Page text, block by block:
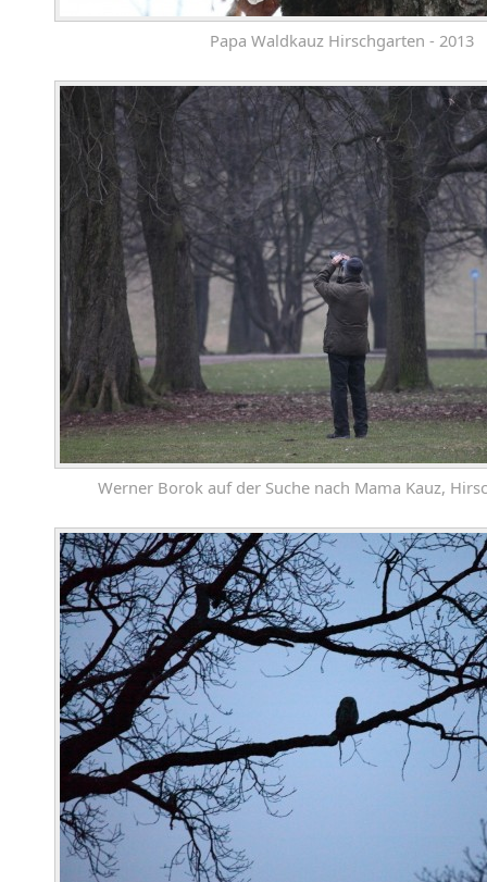
Papa Waldkauz Hirschgarten - 2013
Werner Borok auf der Suche nach Mama Kauz,